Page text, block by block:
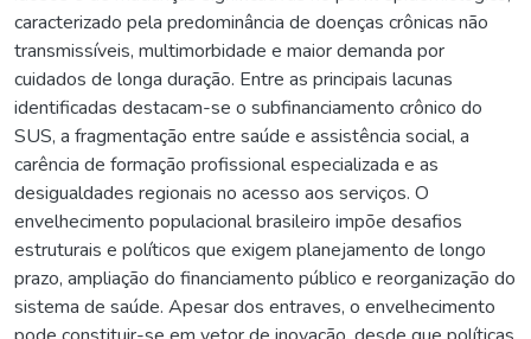
caracterizado pela predominância de doenças crônicas não
transmissíveis, multimorbidade e maior demanda por
cuidados de longa duração. Entre as principais lacunas
identificadas destacam-se o subfinanciamento crônico do
SUS, a fragmentação entre saúde e assistência social, a
carência de formação profissional especializada e as
desigualdades regionais no acesso aos serviços. O
envelhecimento populacional brasileiro impõe desafios
estruturais e políticos que exigem planejamento de longo
prazo, ampliação do financiamento público e reorganização do
sistema de saúde. Apesar dos entraves, o envelhecimento